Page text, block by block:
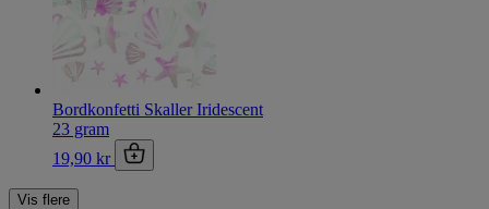
Bordkonfetti Skaller Iridescent
23 gram
19,90 kr
Vis flere